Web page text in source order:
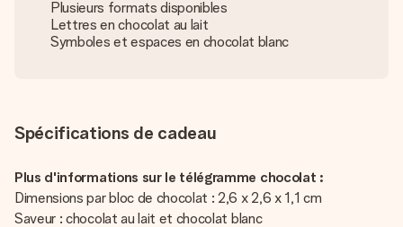
Plusieurs formats disponibles
Lettres en chocolat au lait
Symboles et espaces en chocolat blanc
Spécifications de cadeau
Plus d'informations sur le télégramme chocolat :
Dimensions par bloc de chocolat : 2,6 x 2,6 x 1,1 cm
Saveur : chocolat au lait et chocolat blanc